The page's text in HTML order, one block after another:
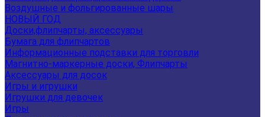
Воздушные и фольгированные шары
НОВЫЙ ГОД
Доски,флипчарты, аксессуары
Бумага для флипчартов
Информационные подставки для торговли
Магнитно-маркерные доски, Флипчарты
Аксессуары для досок
Игры и игрушки
Игрушки для девочек
Игры